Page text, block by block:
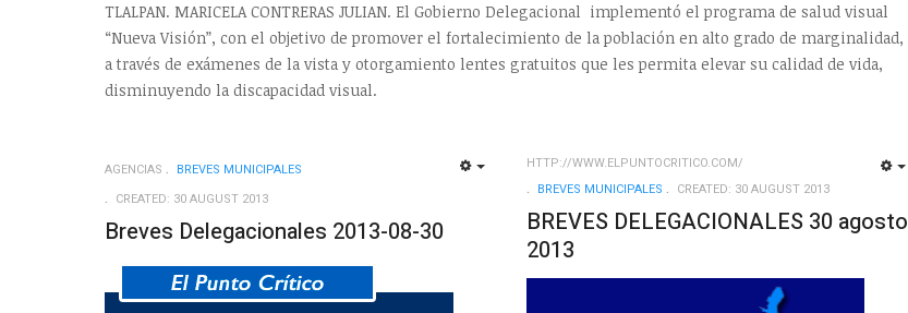
TLALPAN. MARICELA CONTRERAS JULIAN. El Gobierno Delegacional implementó el programa de salud visual
“Nueva Visión”, con el objetivo de promover el fortalecimiento de la población en alto grado de marginalidad,
a través de exámenes de la vista y otorgamiento lentes gratuitos que les permita elevar su calidad de vida,
disminuyendo la discapacidad visual.
AGENCIAS
BREVES MUNICIPALES
CREATED: 30 AUGUST 2013
Breves Delegacionales 2013-08-30
HTTP://WWW.ELPUNTOCRITICO.COM/
BREVES MUNICIPALES
CREATED: 30 AUGUST 2013
BREVES DELEGACIONALES 30 agosto
2013